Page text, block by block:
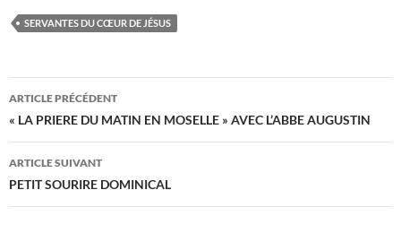
SERVANTES DU CŒUR DE JÉSUS
Navigation
des
articles
ARTICLE PRÉCÉDENT
« LA PRIERE DU MATIN EN MOSELLE » AVEC L’ABBE AUGUSTIN
ARTICLE SUIVANT
PETIT SOURIRE DOMINICAL